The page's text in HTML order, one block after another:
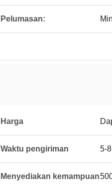
Pelumasan:
Harga
Waktu pengiriman 5-
Menyediakan kemampuan